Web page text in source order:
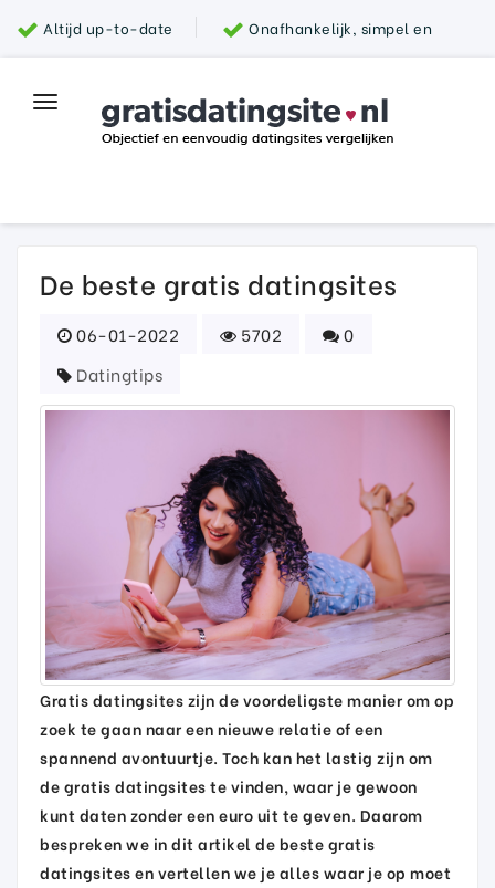
Altijd up-to-date Onafhankelijk, simpel en
Top datingsite
Parship
Toggle
navigation
De beste gratis datingsites
06-01-2022 5702
0
Datingtips
Gratis datingsites zijn de voordeligste manier om op
zoek te gaan naar een nieuwe relatie of een
spannend avontuurtje. Toch kan het lastig zijn om
de gratis datingsites te vinden, waar je gewoon
kunt daten zonder een euro uit te geven. Daarom
bespreken we in dit artikel de beste gratis
datingsites en vertellen we je alles waar je op moet